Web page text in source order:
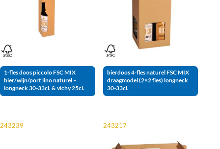
1-fles doos piccolo FSC MIX
bier/wijn/port lino naturel –
longneck 30-33cl. & vichy 25cl.
bierdoos 4-fles naturel FSC MIX
draagmodel (2×2 fles) longneck
30-33cl.
243239 243217